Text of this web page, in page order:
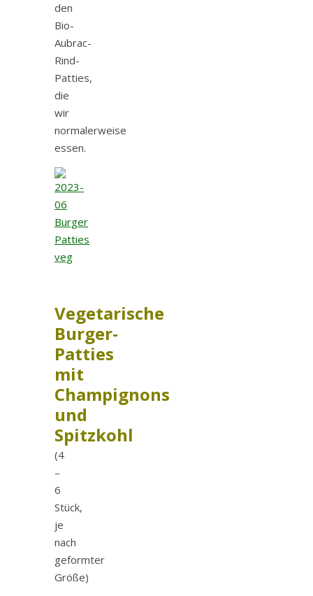
den
Bio-
Aubrac-
Rind-
Patties,
die
wir
normalerweise
essen.
Vegetarische
Burger-
Patties
mit
Champignons
und
Spitzkohl
(4
–
6
Stück,
je
nach
geformter
Größe)